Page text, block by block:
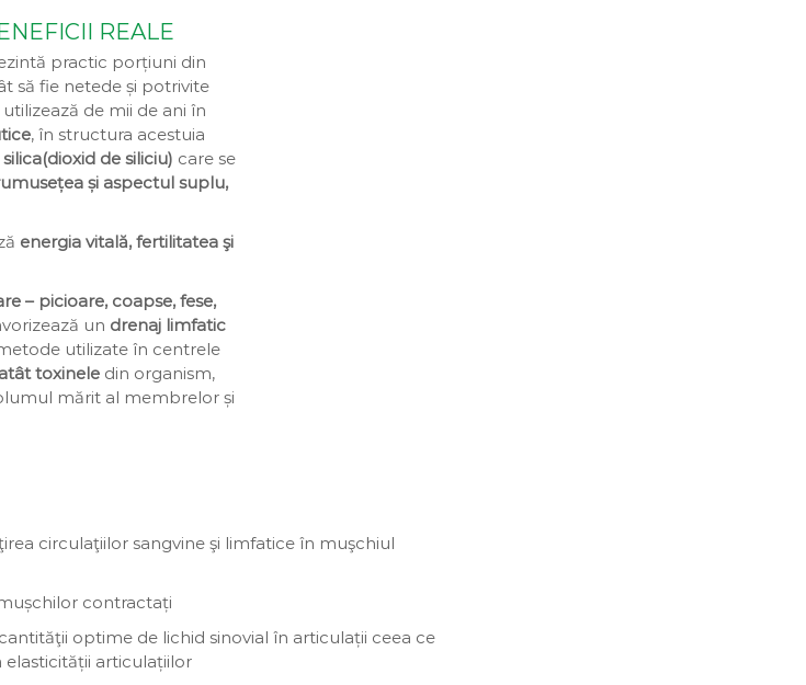
REALE
practic porțiuni din
să fie netede și potrivite
de mii de ani în
, în structura acestuia
de siliciu) care se
și aspectul suplu,
energia vitală, fertilitatea şi
– picioare, coapse, fese,
un drenaj limfatic
utilizate în centrele
toxineledin organism,
mărit al membrelor și
circulaţiilor sangvine şi limfatice în muşchiul
contractați
optime de lichid sinovial în articulații ceea ce
elasticității articulațiilor